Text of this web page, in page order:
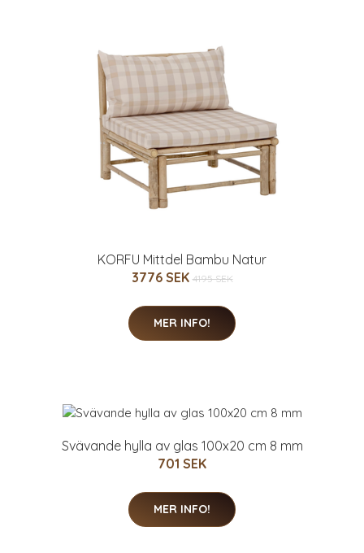
KORFU Mittdel Bambu Natur
3776 SEK 4195 SEK
MER INFO!
Svävande hylla av glas 100x20 cm 8 mm
701 SEK
MER INFO!